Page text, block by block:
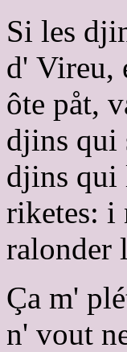
Si les
d' Vireu,
ôte påt,
djins qui
djins qui
riketes: i
ralonder
Ça m'
n' vout